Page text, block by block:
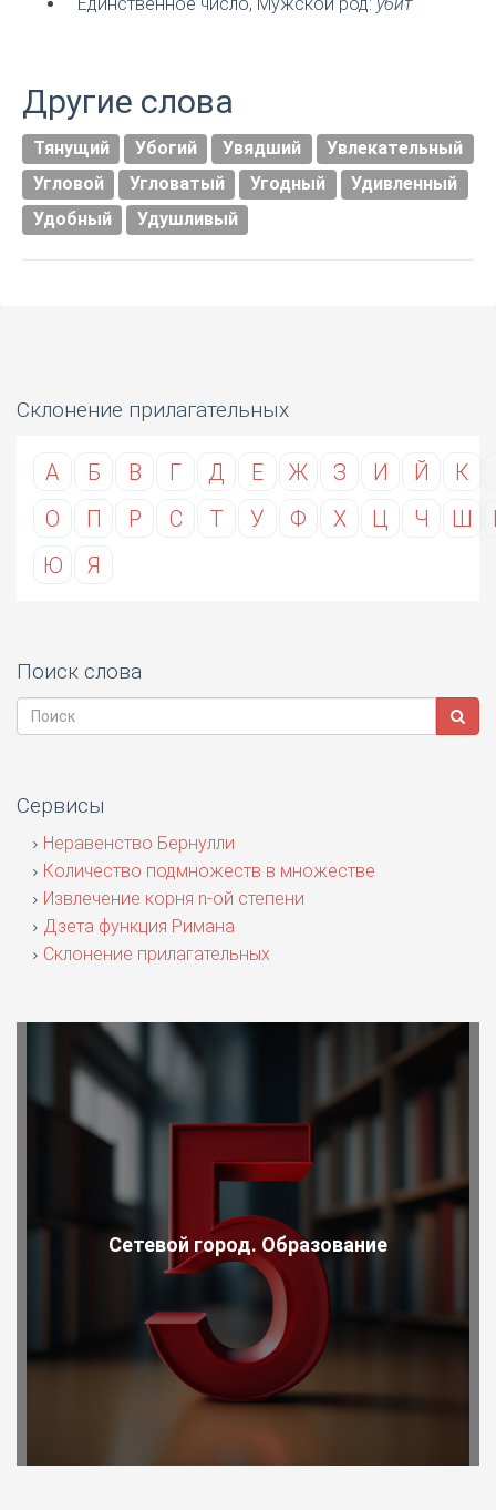
Другие слова
Тянущий Убогий Увядший
Увлекательный
Угловой
Угловатый Угодный
Удивленный
Удобный
Удушливый
Склонение прилагательных
А Б В Г Д Е Ж З И Й К
О
П Р С Т У Ф Х Ц Ч Ш
Ю
Я
Поиск слова
Сервисы
Неравенство Бернулли
Количество подмножеств в множестве
Извлечение корня n-ой степени
Дзета функция Римана
Склонение прилагательных
Сетевой город. Образование